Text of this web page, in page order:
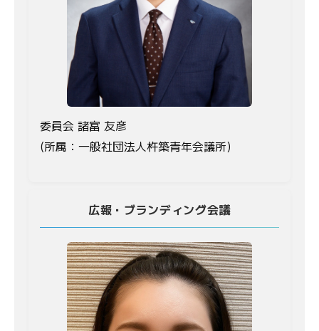
委員会 諸富 友彦
(所属：一般社団法人杵築青年会議所)
広報・ブランディング会議